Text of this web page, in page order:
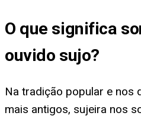
O que significa
ouvido sujo?
Na tradição popular e nos
mais antigos, sujeira nos